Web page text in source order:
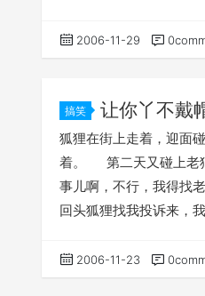
2006-11-29
搞笑 让你丫不戴
狐狸在街上走着，迎面
着。 第二天又碰上老
事儿啊，不行，我得找
回头狐狸找我投诉来，
打，说我要肥皂，谁让
的；给你找个瘦的，你
2006-11-23